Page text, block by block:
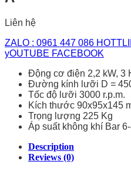
Liên hệ
ZALO : 0961 447 086
yOUTUBE FACEBOOK
Động cơ điện 2,2 kW, 3
Đường kính lưỡi D =
Tốc độ lưỡi 3000 r.p.m.
Kích thước 90x95x145
Trọng lượng 225 Kg
Áp suất không khí Bar
Description
Reviews (0)